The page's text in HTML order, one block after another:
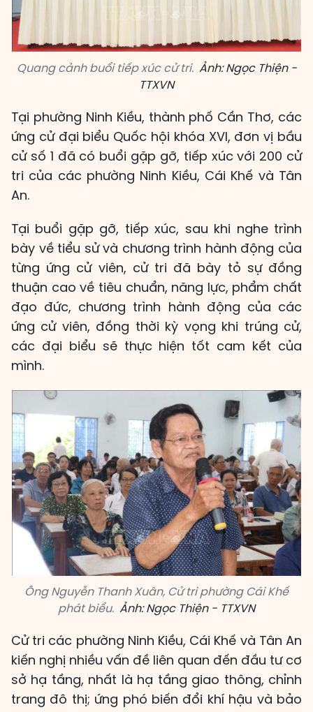
Quang cảnh buổi tiếp xúc cử tri. Ảnh: Ngọc Thiện -
TTXVN
Tại phường Ninh Kiều, thành phố Cần Thơ, các
ứng cử đại biểu Quốc hội khóa XVI, đơn vị bầu
cử số 1 đã có buổi gặp gỡ, tiếp xúc với 200 cử
tri của các phường Ninh Kiều, Cái Khế và Tân
An.
Tại buổi gặp gỡ, tiếp xúc, sau khi nghe trình
bày về tiểu sử và chương trình hành động của
từng ứng cử viên, cử tri đã bày tỏ sự đồng
thuận cao về tiêu chuẩn, năng lực, phẩm chất
đạo đức, chương trình hành động của các
ứng cử viên, đồng thời kỳ vọng khi trúng cử,
các đại biểu sẽ thực hiện tốt cam kết của
mình.
Ông Nguyễn Thanh Xuân, Cử tri phường Cái Khế
phát biểu. Ảnh: Ngọc Thiện - TTXVN
Cử tri các phường Ninh Kiều, Cái Khế và Tân An
kiến nghị nhiều vấn đề liên quan đến đầu tư cơ
sở hạ tầng, nhất là hạ tầng giao thông, chỉnh
trang đô thị; ứng phó biến đổi khí hậu và bảo